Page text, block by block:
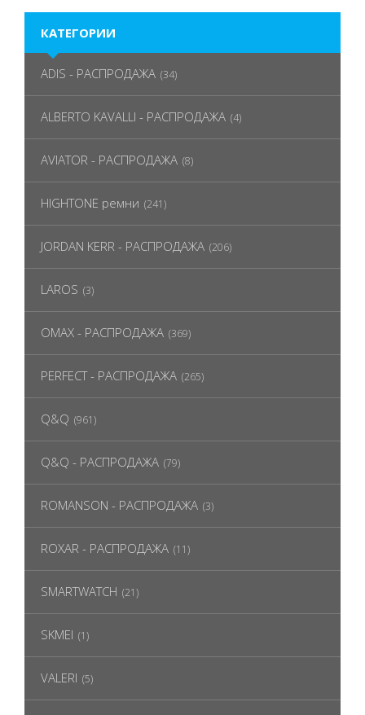
КАТЕГОРИИ
ADIS - РАСПРОДАЖА (34)
ALBERTO KAVALLI - РАСПРОДАЖА (4)
AVIATOR - РАСПРОДАЖА (8)
HIGHTONE ремни (241)
JORDAN KERR - РАСПРОДАЖА (206)
LAROS (3)
OMAX - РАСПРОДАЖА (369)
PERFECT - РАСПРОДАЖА (265)
Q&Q (961)
Q&Q - РАСПРОДАЖА (79)
ROMANSON - РАСПРОДАЖА (3)
ROXAR - РАСПРОДАЖА (11)
SMARTWATCH (21)
SKMEI (1)
VALERI (5)